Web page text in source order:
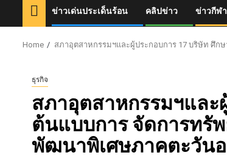
ข่าวเด่นประเด็นร้อน คลิปข่าว ข่าวกีฬา
Home สภาอุตสาหกรรมฯและผู้ประกอบการ 17 บริษัท ศึก
ธุรกิจ
สภาอุตสาหกรรมฯและ
ต้นแบบการ จัดการทรั
พัฒนาพิเศษภาคตะวันอ